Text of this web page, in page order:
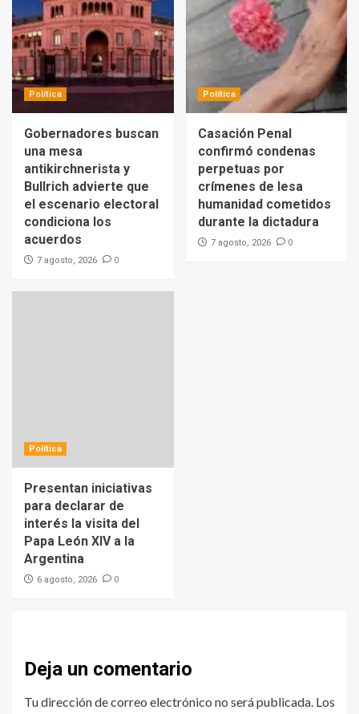
Política
Gobernadores buscan
una mesa
antikirchnerista y
Bullrich advierte que
el escenario electoral
condiciona los
acuerdos
7 agosto, 2026 0
Política
Casación Penal
confirmó condenas
perpetuas por
crímenes de lesa
humanidad cometidos
durante la dictadura
7 agosto, 2026 0
Política
Presentan iniciativas
para declarar de
interés la visita del
Papa León XIV a la
Argentina
6 agosto, 2026 0
Deja un comentario
Tu dirección de correo electrónico no será publicada. Los